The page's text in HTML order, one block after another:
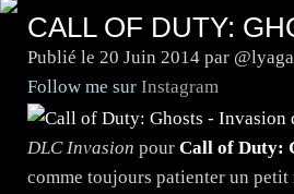
CALL OF DUTY:
Publié le 20 Juin 2014 par
Follow me sur Instagram
DLC Invasion pour Call of Duty:
comme toujours patienter un